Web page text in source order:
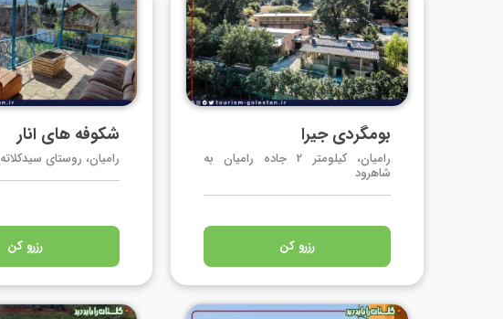
بومگردی جیرا
رامیان، کیلومتر 2 جاده رامیان به
شاهرود
رزرو کن
شکوفه های انار
رامیان، روستای سیدکلاته
رزرو کن